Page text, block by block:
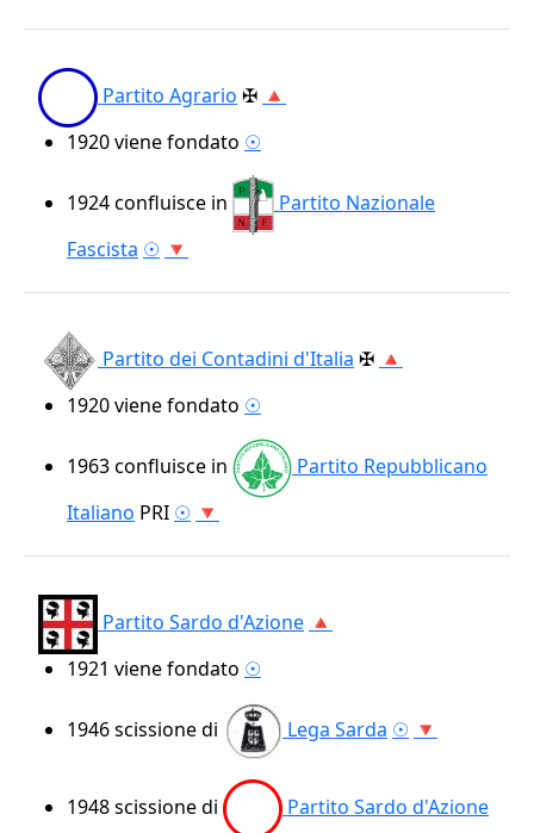
Partito Agrario ✠ 🔺
1920viene fondato ☉
1924confluisce in
Partito Nazionale
Fascista ☉ 🔻
Partito dei Contadini d'Italia ✠ 🔺
1920viene fondato ☉
1963confluisce in
Partito Repubblicano
Italiano PRI ☉ 🔻
Partito Sardo d'Azione 🔺
1921 viene fondato ☉
1946scissione di Lega Sarda ☉ 🔻
1948scissione di Partito Sardo d'Azione